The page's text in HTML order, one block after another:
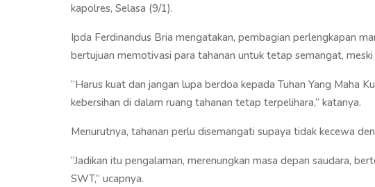
kapolres, Selasa (9/1).
Ipda Ferdinandus Bria mengatakan, pembagian perlengkapan
bertujuan memotivasi para tahanan untuk tetap semangat,
“Harus kuat dan jangan lupa berdoa kepada Tuhan Yang Maha
kebersihan di dalam ruang tahanan tetap terpelihara,” katanya.
Menurutnya, tahanan perlu disemangati supaya tidak kecewa
“Jadikan itu pengalaman, merenungkan masa depan saudara,
SWT,” ucapnya.